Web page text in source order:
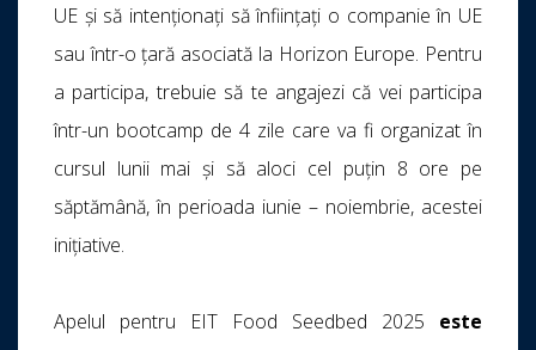
UE și să intenționați să înființați o companie în UE
sau într-o țară asociată la Horizon Europe. Pentru
a participa, trebuie să te angajezi că vei participa
într-un bootcamp de 4 zile care va fi organizat în
cursul lunii mai și să aloci cel puțin 8 ore pe
săptămână, în perioada iunie – noiembrie, acestei
inițiative.
Apelul pentru EIT Food Seedbed 2025 este